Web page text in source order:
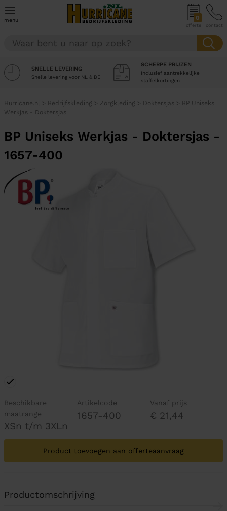
menu 0
offerte contact
SNELLE LEVERING
Snelle levering voor NL & BE
SCHERPE PRIJZEN
Inclusief aantrekkelijke
staffelkortingen
Hurricane.nl > Bedrijfskleding > Zorgkleding > Doktersjas > BP Uniseks
Werkjas - Doktersjas
BP Uniseks Werkjas - Doktersjas -
1657-400
Beschikbare
maatrange
XSn t/m 3XLn
Artikelcode
1657-400
Vanaf prijs
€ 21,44
Product toevoegen aan offerteaanvraag
Productomschrijving